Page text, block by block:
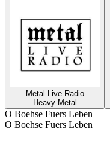
Metal Live Radio
Heavy Metal
O Boehse Fuers Leben
O Boehse Fuers Leben